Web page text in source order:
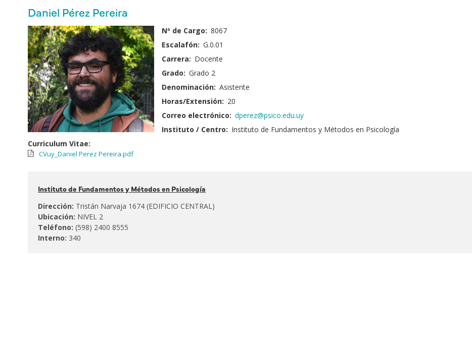
principales
Nombre
y
Apellido:
Daniel Pérez Pereira
Fotografía: Nº de Cargo: 8067
Escalafón: G.0.01
Carrera: Docente
Grado: Grado 2
Denominación: Asistente
Horas/Extensión: 20
Correo electrónico: dperez@psico.edu.uy
Instituto / Centro: Instituto de Fundamentos y Métodos en Psicología
Curriculum Vitae:
CVuy_Daniel Perez Pereira.pdf
al:
Instituto de Fundamentos y Métodos en Psicología
Dirección: Tristán Narvaja 1674 (EDIFICIO CENTRAL)
Ubicación: NIVEL 2
Teléfono: (598) 2400 8555
Interno: 340